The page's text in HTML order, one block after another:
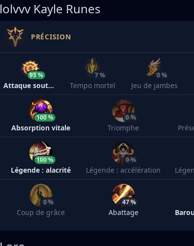
lolvvv Kayle Runes
PRÉCISION
93 %
Attaque soutenue
7 %
Tempo mortel
0 %
Jeu de jambes
100 %
Absorption vitale
0 %
Triomphe
100 %
Légende : alacrité
0 %
Légende : accélération
0 %
Coup de grâce
47 %
Abattage